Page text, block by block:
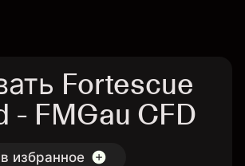
Fortescue
- FMGau CFD
избранное